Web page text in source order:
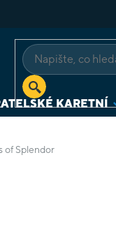
KARETNÍ
of Splendor